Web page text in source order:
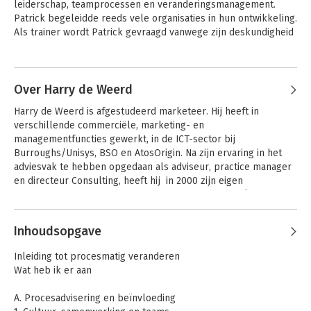
netwerk van uitmuntende docenten
vertegenwoordigt.
beoordeling van
managementprocessen,
bedrijfssituaties en personen. Gert
Anbeek heeft samen met Harry de
Weerd het curriculum van de ELF
Consulting Academy opgesteld. Hij
voert regelmatig
managementadvieswerkzaamheden uit
Geweldige Leiders
Bekijk alle boeken
leiderschap, teamprocessen en veranderingsmanagement.
Patrick begeleidde reeds vele organisaties in hun ontwikkeling.
Als trainer wordt Patrick gevraagd vanwege zijn deskundigheid
haar facetten boeien Patrick zeer. Patrick is een partner in ELF
Institute. Patrick is een boeiend spreker in zowel het
Nederlands, Vlaams, Frans, als in het Engels.
Lybaert
Geweldige Leiders
Over Harry de Weerd
Harry de Weerd is afgestudeerd marketeer. Hij heeft in
verschillende commerciële, marketing- en
managementfuncties gewerkt, in de ICT-sector bij
Burroughs/Unisys, BSO en AtosOrigin. Na zijn ervaring in het
adviesvak te hebben opgedaan als adviseur, practice manager
en directeur Consulting, heeft hij  in 2000 zijn eigen
voorstellen).
De Weerd is partner in ELF en was als docent bij Erasmus/RSM
werkzaam in de vakgebieden strategie, veranderings-,
management- en adviesvaardigheden. Hij staat bekend om zijn
de dialoog waar dat helpend is. Harry de Weerd voert naast zijn
trainingsactiviteiten management- advieswerkzaamheden uit bij
Andere boeken door Harry de
Weerd
Inhoudsopgave
Inleiding tot procesmatig veranderen
Wat heb ik er aan
A. Procesadvisering en beïnvloeding